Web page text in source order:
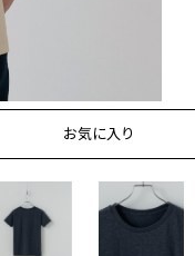
お気に入り